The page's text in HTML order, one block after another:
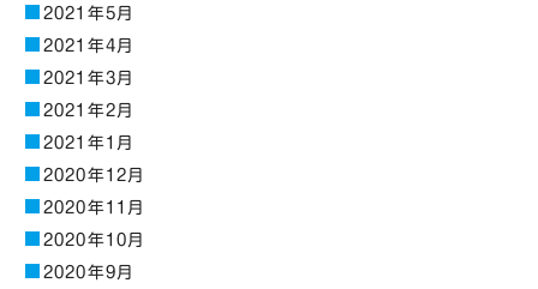
2021年5月
2021年4月
2021年3月
2021年2月
2021年1月
2020年12月
2020年11月
2020年10月
2020年9月